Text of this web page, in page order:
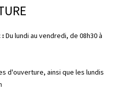
: Du lundi au vendredi, de 08h30 à
d'ouverture, ainsi que les lundis